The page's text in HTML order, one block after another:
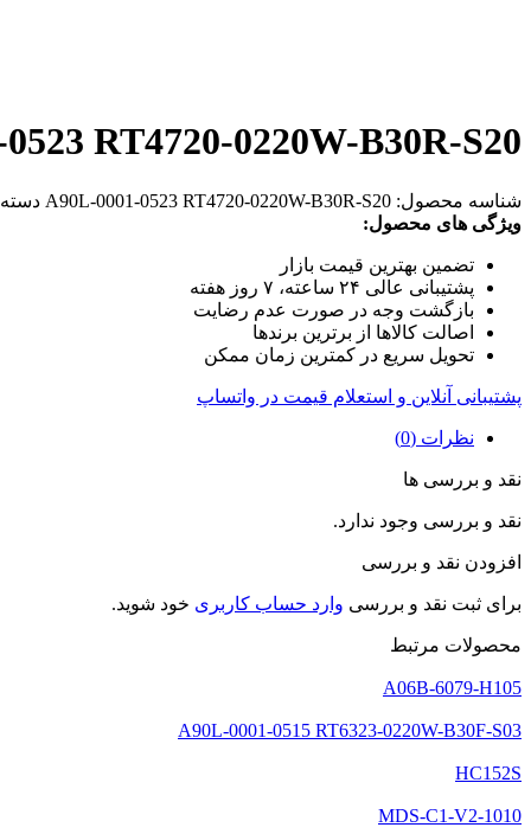
RT4720-0220W-B30R-S20
شناسه محصول: A90L-0001-0523 RT4720-0220W-B30R-S20
ویژگی های محصول:
تضمین بهترین قیمت بازار
پشتیبانی عالی ۲۴ ساعته، ۷ روز هفته
بازگشت وجه در صورت عدم رضایت
اصالت کالاها از برترین برندها
تحویل سریع در کمترین زمان ممکن
پشتیبانی آنلاین و استعلام قیمت در واتساپ
نظرات (0)
نقد و بررسی ها
نقد و بررسی وجود ندارد.
افزودن نقد و بررسی
برای ثبت نقد و بررسی وارد حساب کاربری خود شوید.
محصولات مرتبط
A06B-6079-H105
A90L-0001-0515 RT6323-0220W-B30F-S03
HC152S